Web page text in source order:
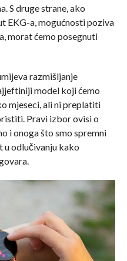
S druge strane, ako
EKG-a, mogućnosti poziva
morat ćemo posegnuti
razmišljanje
model koji ćemo
mjeseci, ali ni preplatiti
Pravi izbor ovisi o
i onoga što smo spremni
u odlučivanju kako